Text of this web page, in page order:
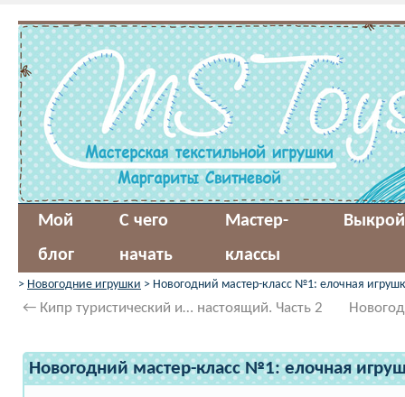
Мой
блог
С чего
начать
Мастер-
классы
> Новогодние игрушки > Новогодний мастер-класс №1: елочная
← Кипр туристический и… настоящий. Часть 2
Новогодний мастер-класс №1: елочная